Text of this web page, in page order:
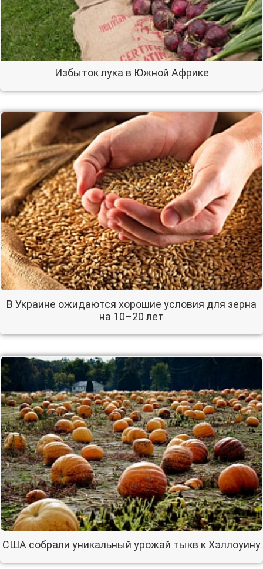
Избыток лука в Южной Африке
В Украине ожидаются хорошие условия для зерна
на 10–20 лет
США собрали уникальный урожай тыкв к Хэллоуину